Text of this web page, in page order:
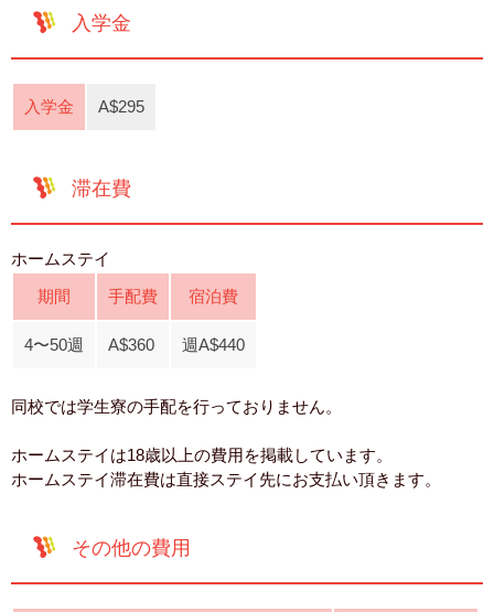
入学金
入学金 A$295
滞在費
ホームステイ
期間
手配費 宿泊費
4〜50週 A$360 週A$440
同校では学生寮の手配を行っておりません。
ホームステイは18歳以上の費用を掲載しています。
ホームステイ滞在費は直接ステイ先にお支払い頂きます。
その他の費用